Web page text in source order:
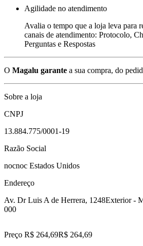
Agilidade no atendimento
Avalia o tempo que a loja leva para
canais de atendimento: Protocolo,
Perguntas e Respostas
O Magalu garante a sua compra, do
Sobre a loja
CNPJ
13.884.775/0001-19
Razão Social
nocnoc Estados Unidos
Endereço
Av. Dr Luis A de Herrera, 1248Exterior -
000
Preço R$ 264,69R$ 264,69